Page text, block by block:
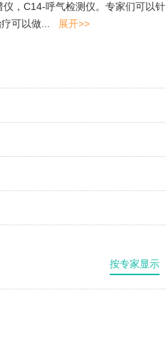
，C14-呼气检测仪。专家们可以针
疗可以做...
展开>>
按专家显示